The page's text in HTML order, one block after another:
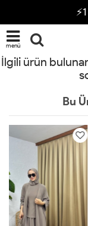
menü
İlgili ürün
Bu